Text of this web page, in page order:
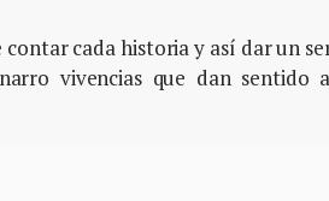
cada historia y así dar un
vivencias que dan sentido